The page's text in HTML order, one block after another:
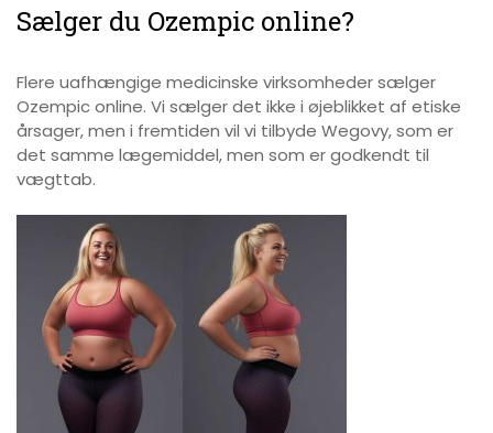
Sælger du Ozempic online?
Flere uafhængige medicinske virksomheder sælger
Ozempic online. Vi sælger det ikke i øjeblikket af etiske
årsager, men i fremtiden vil vi tilbyde Wegovy, som er
det samme lægemiddel, men som er godkendt til
vægttab.